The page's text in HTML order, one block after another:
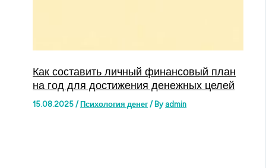
Как составить личный финансовый план
на год для достижения денежных целей
15.08.2025/ Психология денег / By admin